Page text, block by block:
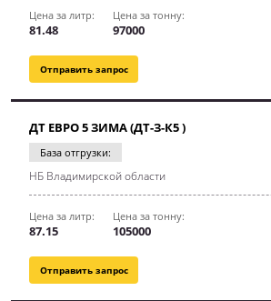
Отправить запрос
Цена за литр:
81.48
Цена за тонну:
97000
Отправить запрос
ДТ ЕВРО 5 ЗИМА (ДТ-З-К5 )
База отгрузки:
НБ Владимирской области
Цена за литр:
87.15
Цена за тонну:
105000